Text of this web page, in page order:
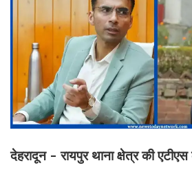
देहरादून - रायपुर थाना क्षेत्र की एटीएस